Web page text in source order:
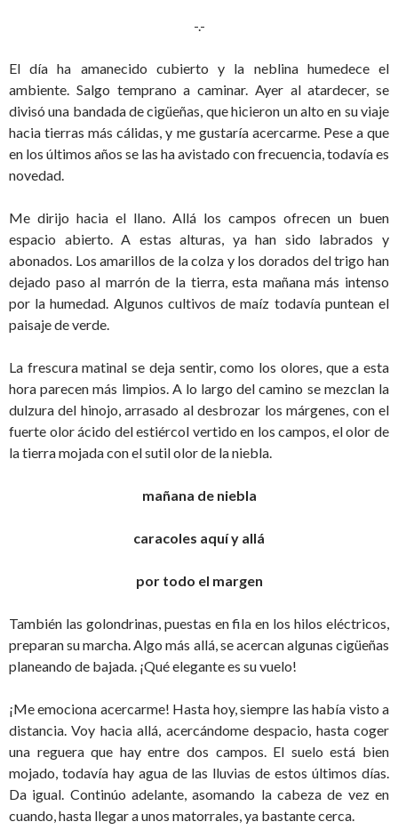
-.-
El día ha amanecido cubierto y la neblina humedece el
ambiente. Salgo temprano a caminar. Ayer al atardecer, se
divisó una bandada de cigüeñas, que hicieron un alto en su viaje
hacia tierras más cálidas, y me gustaría acercarme. Pese a que
en los últimos años se las ha avistado con frecuencia, todavía es
novedad.
Me dirijo hacia el llano. Allá los campos ofrecen un buen
espacio abierto. A estas alturas, ya han sido labrados y
abonados. Los amarillos de la colza y los dorados del trigo han
dejado paso al marrón de la tierra, esta mañana más intenso
por la humedad. Algunos cultivos de maíz todavía puntean el
paisaje de verde.
La frescura matinal se deja sentir, como los olores, que a esta
hora parecen más limpios. A lo largo del camino se mezclan la
dulzura del hinojo, arrasado al desbrozar los márgenes, con el
fuerte olor ácido del estiércol vertido en los campos, el olor de
la tierra mojada con el sutil olor de la niebla.
mañana de niebla
caracoles aquí y allá
por todo el margen
También las golondrinas, puestas en fila en los hilos eléctricos,
preparan su marcha. Algo más allá, se acercan algunas cigüeñas
planeando de bajada. ¡Qué elegante es su vuelo!
¡Me emociona acercarme! Hasta hoy, siempre las había visto a
distancia. Voy hacia allá, acercándome despacio, hasta coger
una reguera que hay entre dos campos. El suelo está bien
mojado, todavía hay agua de las lluvias de estos últimos días.
Da igual. Continúo adelante, asomando la cabeza de vez en
cuando, hasta llegar a unos matorrales, ya bastante cerca.